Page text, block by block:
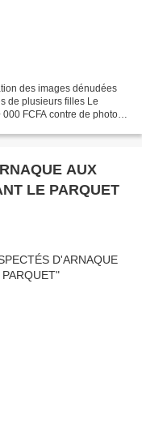
des images dénudées
de plusieurs filles Le
FCFA contre de photos
AUX
LE PARQUET